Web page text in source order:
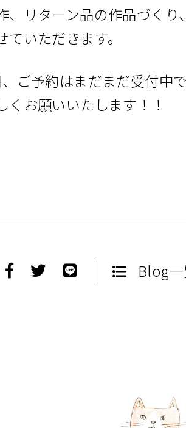
、リターン品の作品づくり
ていただきます。
ご予約はまだまだ受付中
くお願いいたします！！
Blog